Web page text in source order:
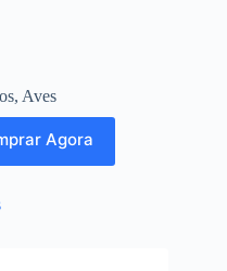
, Aves
Agora